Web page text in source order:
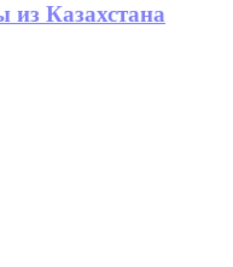
из Казахстана